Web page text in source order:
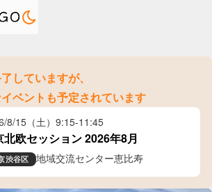
していますが、
ベントも予定されています
8/15（土） 9:15-11:45
北欧セッション 2026年8月
渋谷区 地域交流センター恵比寿